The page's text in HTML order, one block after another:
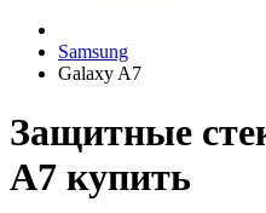
Samsung
Galaxy A7
Защитные
A7 купить